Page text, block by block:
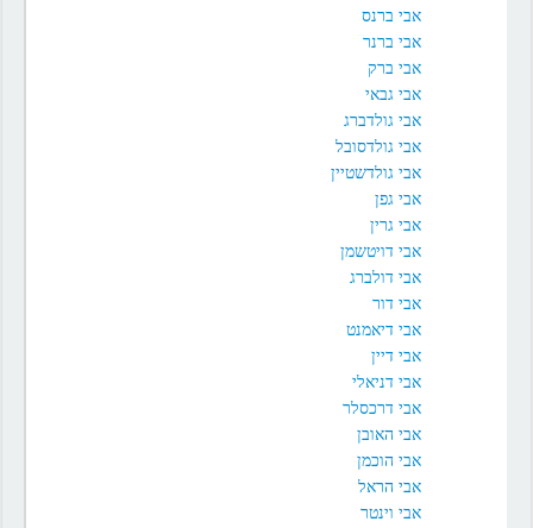
אבי ברנס
אבי ברנר
אבי ברק
אבי גבאי
אבי גולדברג
אבי גולדסובל
אבי גולדשטיין
אבי גפן
אבי גרין
אבי דויטשמן
אבי דולברג
אבי דור
אבי דיאמנט
אבי דיין
אבי דניאלי
אבי דרכסלר
אבי האובן
אבי הוכמן
אבי הראל
אבי וינטר